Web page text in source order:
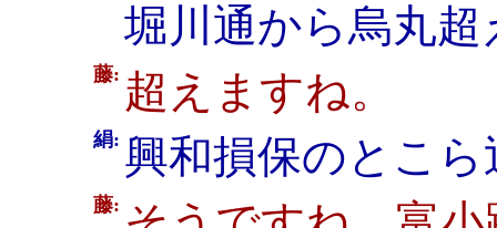
堀川通から烏丸
藤: 超えますね。
絹: 興和損保のとこ
藤: